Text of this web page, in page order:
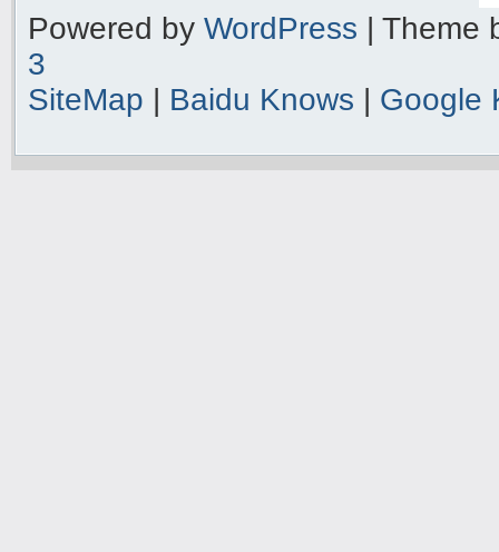
Powered by WordPress | Theme
3
SiteMap | Baidu Knows | Google